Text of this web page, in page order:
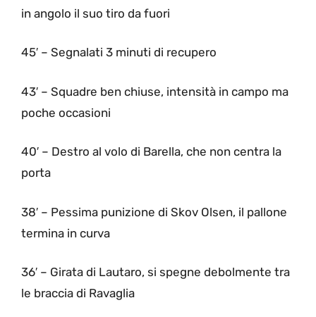
in angolo il suo tiro da fuori
45′ – Segnalati 3 minuti di recupero
43′ – Squadre ben chiuse, intensità in campo ma
poche occasioni
40′ – Destro al volo di Barella, che non centra la
porta
38′ – Pessima punizione di Skov Olsen, il pallone
termina in curva
36′ – Girata di Lautaro, si spegne debolmente tra
le braccia di Ravaglia